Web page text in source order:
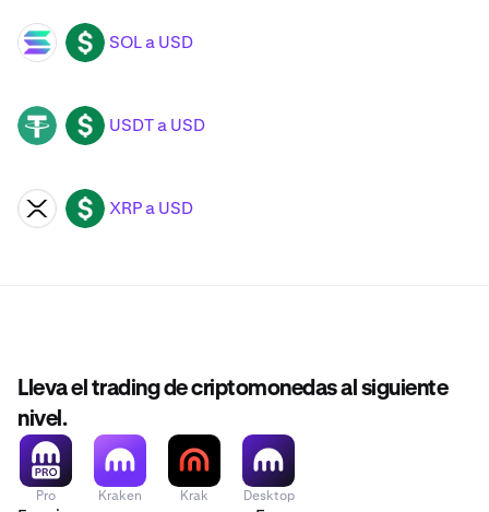
SOL USD SOL a USD
USDT USD USDT a USD
XRP USD XRP a USD
Lleva el trading de criptomonedas al siguiente
nivel.
Pro Kraken Krak Desktop